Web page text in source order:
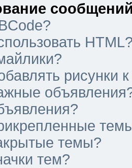
рисунки
темы?
тем?